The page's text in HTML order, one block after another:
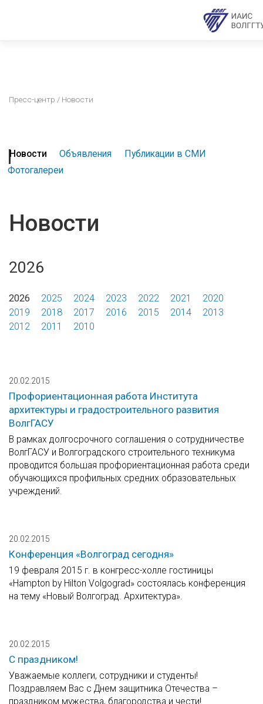
Пресс-центр / Новости
Новости Объявления
Публикации в СМИ
Фотогалереи
Новости
2026
2026 2025 2024 2023 2022 2021
2020
2019
2018 2017 2016 2015 2014
2013
2012
2011 2010
20.02.2015
Профориентационная работа Института
архитектуры и градостроительного развития
ВолгГАСУ
В рамках долгосрочного соглашения о сотрудничестве
ВолгГАСУ и Волгоградского строительного техникума
проводится большая профориентационная работа среди
обучающихся профильных средних образовательных
учреждений.
20.02.2015
Конференция «Волгоград сегодня»
19 февраля 2015 г. в конгресс-холле гостиницы
«Hampton by Hilton Volgograd» состоялась конференция
на тему «Новый Волгоград. Архитектура».
20.02.2015
С праздником!
Уважаемые коллеги, сотрудники и студенты!
Поздравляем Вас с Днем защитника Отечества –
праздником мужества, благородства и чести!